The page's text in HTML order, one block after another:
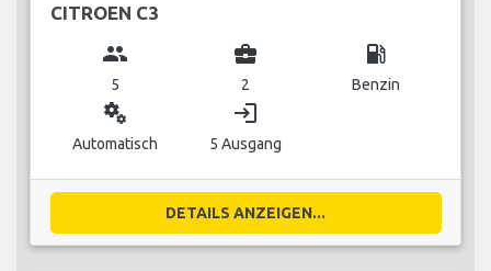
CITROEN C3
group
5
business_center
2
local_gas_station
Benzin
miscellaneous_services
Automatisch
login
5 Ausgang
DETAILS ANZEIGEN...